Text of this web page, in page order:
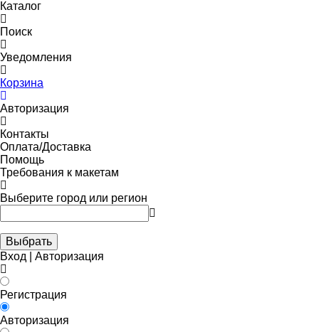
Каталог
Поиск
Уведомления
Корзина
Авторизация
Контакты
Оплата/Доставка
Помощь
Требования к макетам
Выберите город или регион
Выбрать
Вход | Авторизация
Регистрация
Авторизация